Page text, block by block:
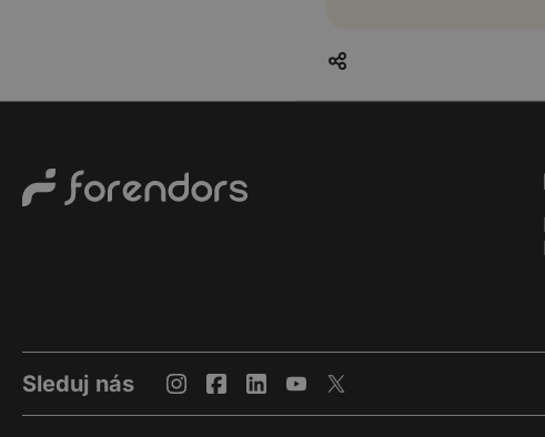
Sleduj nás